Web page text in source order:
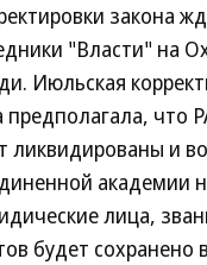
закона
"Власти" на
Июльская
предполагала,
ликвидированы и
академии
лица,
будет сохранено